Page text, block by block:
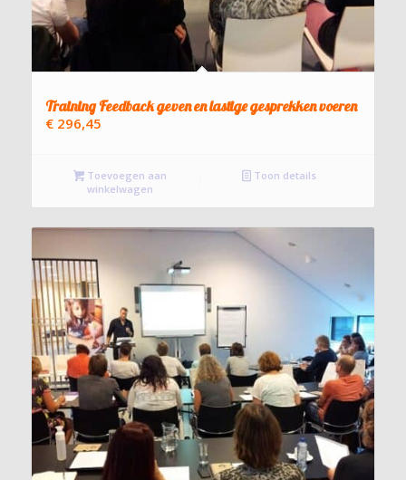
Training Feedback geven en lastige gesprekken voeren
€296,45
Toevoegen aan
winkelwagen
Toon details